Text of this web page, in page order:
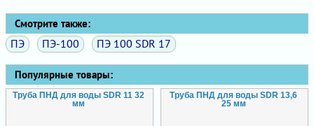
Смотрите также:
ПЭ ПЭ-100 ПЭ 100 SDR 17
Популярные товары:
Труба ПНД для воды SDR 11 32
мм
Труба ПНД для воды SDR 13,6
25 мм